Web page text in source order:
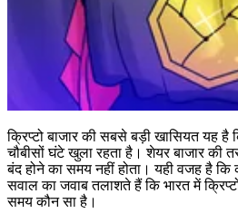
क्रिप्टो बाजार की सबसे बड़ी खासियत यह है
चौबीसों घंटे खुला रहता है। शेयर बाजार की
बंद होने का समय नहीं होता। यही वजह है
सवाल का जवाब तलाशते हैं कि भारत में
समय कौन सा है।